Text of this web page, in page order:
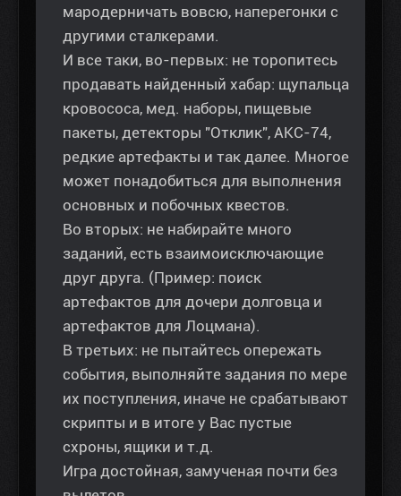
мародерничать вовсю, наперегонки с
другими сталкерами.
И все таки, во-первых: не торопитесь
продавать найденный хабар: щупальца
кровососа, мед. наборы, пищевые
пакеты, детекторы "Отклик", АКС-74,
редкие артефакты и так далее. Многое
может понадобиться для выполнения
основных и побочных квестов.
Во вторых: не набирайте много
заданий, есть взаимоисключающие
друг друга. (Пример: поиск
артефактов для дочери долговца и
артефактов для Лоцмана).
В третьих: не пытайтесь опережать
события, выполняйте задания по мере
их поступления, иначе не срабатывают
скрипты и в итоге у Вас пустые
схроны, ящики и т.д.
Игра достойная, замученая почти без